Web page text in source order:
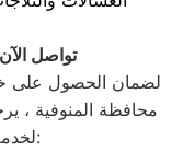
تواصل
لضمان الحصول على
محافظة المنوفية ،
لخدمة العملاء والدعم الفني: